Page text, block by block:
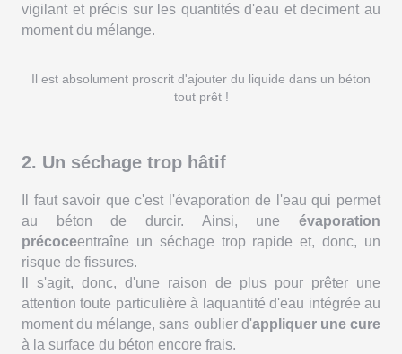
vigilant et précis sur les quantités d'eau et deciment au
moment du mélange.
Il est absolument proscrit d'ajouter du liquide dans un béton
tout prêt !
2. Un séchage trop hâtif
Il faut savoir que c'est l'évaporation de l'eau qui permet
au béton de durcir. Ainsi, une évaporation
précoceentraîne un séchage trop rapide et, donc, un
risque de fissures.
Il s'agit, donc, d'une raison de plus pour prêter une
attention toute particulière à laquantité d'eau intégrée au
moment du mélange, sans oublier d'appliquer une cure
à la surface du béton encore frais.